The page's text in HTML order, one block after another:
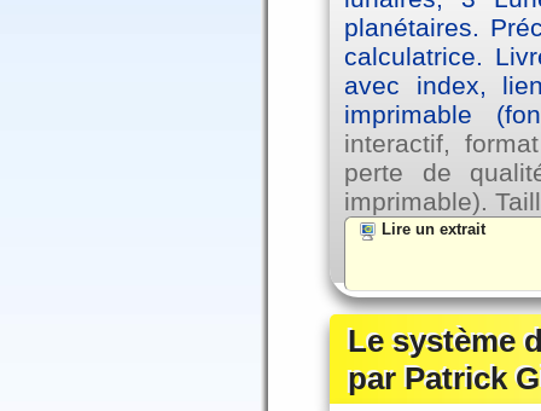
planétaires.
calculatrice.
avec index,
imprimable
interactif,
perte de
imprimable).
Lire un extrait
Le système
par Patrick